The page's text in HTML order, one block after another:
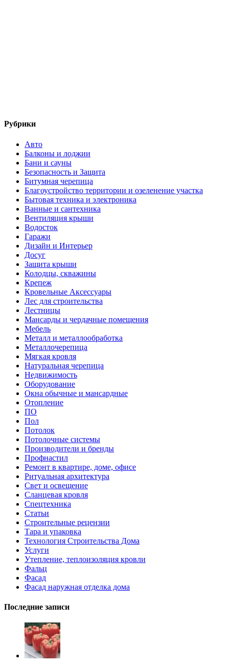
Рубрики
Авто
Балконы и лоджии
Бани и сауны
Безопасность и Защита
Битумная черепица
Благоустройство территории и озеленение участка
Бытовая техника и электроника
Ванные и сантехника
Вентиляция крыши
Водосток
Гаражи
Дизайн и Интерьер
Досуг
Защита крыши
Колодцы, скважины
Крепеж
Кровельные Аксессуары
Лес для строительства
Лестницы
Мансарды и чердачные помещения
Мебель
Металл и металлообработка
Металлочерепица
Мягкая кровля
Натуральная черепица
Недвижимость
Оборудование
Окна обычные и мансардные
Отопление
ПО
Пол
Потолок
Потолочные системы
Производители и бренды
Профнастил
Ремонт в квартире, доме, офисе
Ритуальная архитектура
Свет и освещение
Сланцевая кровля
Спецтехника
Статьи
Строительные рецензии
Тара и упаковка
Технология Строительства Дома
Услуги
Утепление, теплоизоляция кровли
Фальц
Фасад
Фасад наружная отделка дома
Последние записи